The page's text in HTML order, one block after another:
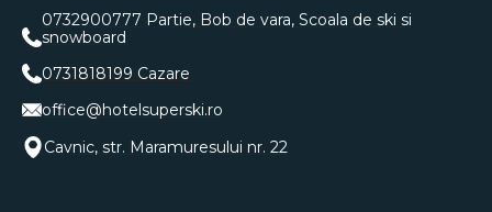
0732900777 Partie, Bob de vara, Scoala de ski si
snowboard
0731818199 Cazare
office@hotelsuperski.ro
Cavnic, str. Maramuresului nr. 22